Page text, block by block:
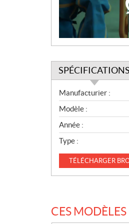
i
o
SPÉCIFICATIONS
S
p
é
c
i
f
c
a
o
Manufacturier :
Modèle :
Année :
Type :
TÉLÉCHARGER
CES